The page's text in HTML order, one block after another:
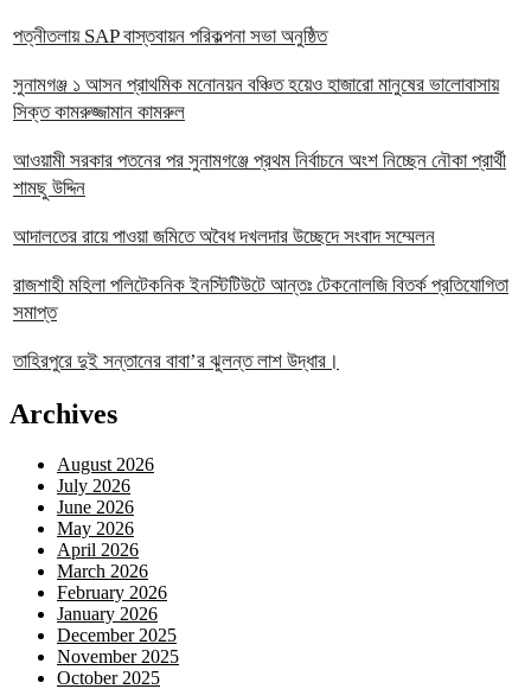
পত্নীতলায় SAP বাস্তবায়ন পরিকল্পনা সভা অনুষ্ঠিত
সুনামগঞ্জ ১ আসন প্রাথমিক মনোনয়ন বঞ্চিত হয়েও হাজারো মানুষের ভালোবাসায়
সিক্ত কামরুজ্জামান কামরুল
‎আওয়ামী সরকার পতনের পর সুনামগঞ্জে প্রথম নির্বাচনে অংশ নিচ্ছেন নৌকা প্রার্থী
শামছু উদ্দিন
আদালতের রায়ে পাওয়া জমিতে অবৈধ দখলদার উচ্ছেদে সংবাদ সম্মেলন
রাজশাহী মহিলা পলিটেকনিক ইনস্টিটিউটে আন্তঃ টেকনোলজি বিতর্ক প্রতিযোগিতা
সমাপ্ত
তাহিরপুরে দুই সন্তানের বাবা’র ঝুলন্ত লাশ উদ্ধার।
Archives
August 2026
July 2026
June 2026
May 2026
April 2026
March 2026
February 2026
January 2026
December 2025
November 2025
October 2025